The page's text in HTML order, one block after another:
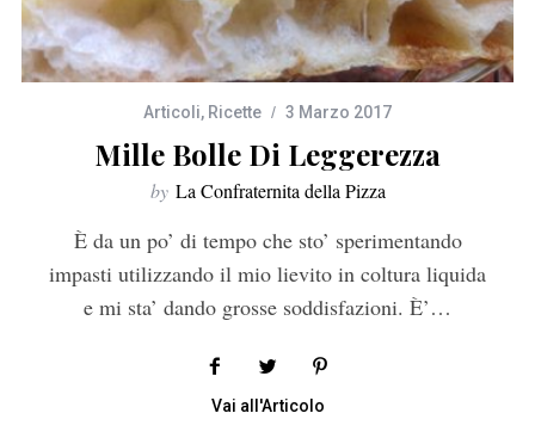
Articoli, Ricette 3 Marzo 2017
Mille Bolle Di Leggerezza
by La Confraternita della Pizza
È da un po’ di tempo che sto’ sperimentando
impasti utilizzando il mio lievito in coltura liquida
e mi sta’ dando grosse soddisfazioni. È’…
Vai all'Articolo